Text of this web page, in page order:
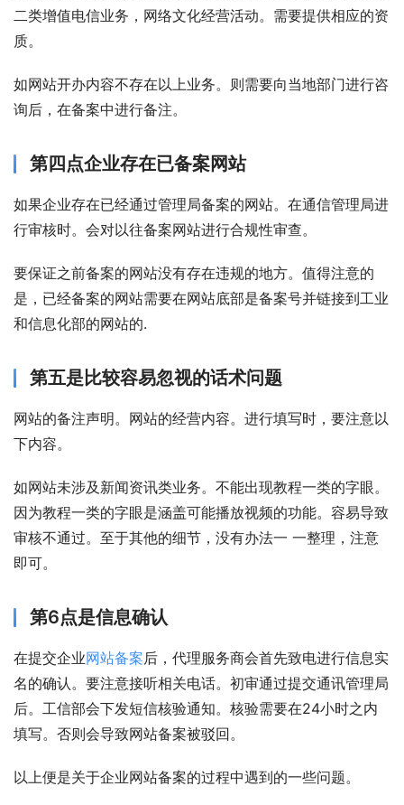
二类增值电信业务，网络文化经营活动。需要提供相应的资
质。
如网站开办内容不存在以上业务。则需要向当地部门进行咨
询后，在备案中进行备注。
第四点企业存在已备案网站
如果企业存在已经通过管理局备案的网站。在通信管理局进
行审核时。会对以往备案网站进行合规性审查。
要保证之前备案的网站没有存在违规的地方。值得注意的
是，已经备案的网站需要在网站底部是备案号并链接到工业
和信息化部的网站的.
第五是比较容易忽视的话术问题
网站的备注声明。网站的经营内容。进行填写时，要注意以
下内容。
如网站未涉及新闻资讯类业务。不能出现教程一类的字眼。
因为教程一类的字眼是涵盖可能播放视频的功能。容易导致
审核不通过。至于其他的细节，没有办法一 一整理，注意
即可。
第6点是信息确认
在提交企业网站备案后，代理服务商会首先致电进行信息实
名的确认。要注意接听相关电话。初审通过提交通讯管理局
后。工信部会下发短信核验通知。核验需要在24小时之内
填写。否则会导致网站备案被驳回。
以上便是关于企业网站备案的过程中遇到的一些问题。